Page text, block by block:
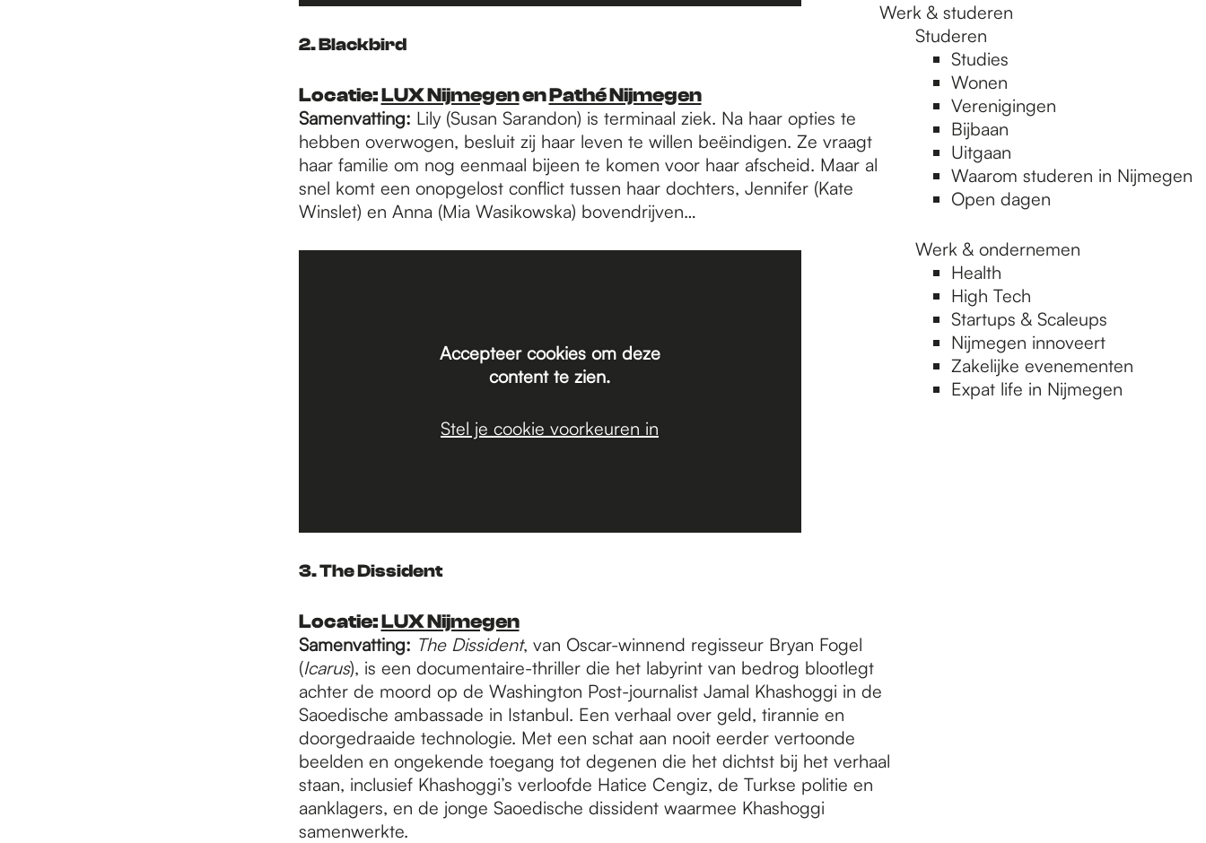
Werk & studeren
Studeren
Studies
Wonen
Verenigingen
Bijbaan
Uitgaan
Waarom studeren in Nijmegen
Open dagen
Werk & ondernemen
Health
High Tech
Startups & Scaleups
Nijmegen innoveert
Zakelijke evenementen
Expat life in Nijmegen
2. Blackbird
Locatie:LUX NijmegenenPathé Nijmegen
Samenvatting: Lily (Susan Sarandon) is terminaal ziek. Na haar opties te
hebben overwogen, besluit zij haar leven te willen beëindigen. Ze vraagt
haar familie om nog eenmaal bijeen te komen voor haar afscheid. Maar al
snel komt een onopgelost conflict tussen haar dochters, Jennifer (Kate
Winslet) en Anna (Mia Wasikowska) bovendrijven…
Accepteer cookies om deze
content te zien.
Stel je cookie voorkeuren in
3. ​The Dissident
Locatie:LUX Nijmegen
Samenvatting: The Dissident, van Oscar-winnend regisseur Bryan Fogel
(Icarus), is een documentaire-thriller die het labyrint van bedrog blootlegt
achter de moord op de Washington Post-journalist Jamal Khashoggi in de
Saoedische ambassade in Istanbul. Een verhaal over geld, tirannie en
doorgedraaide technologie. Met een schat aan nooit eerder vertoonde
beelden en ongekende toegang tot degenen die het dichtst bij het verhaal
staan, inclusief Khashoggi’s verloofde Hatice Cengiz, de Turkse politie en
aanklagers, en de jonge Saoedische dissident waarmee Khashoggi
samenwerkte.